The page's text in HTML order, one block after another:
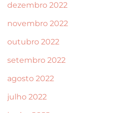
dezembro 2022
novembro 2022
outubro 2022
setembro 2022
agosto 2022
julho 2022